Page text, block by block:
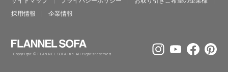
採⽤情報
企業情報
Copyright © FLANNEL SOFA Inc. All rights reserved